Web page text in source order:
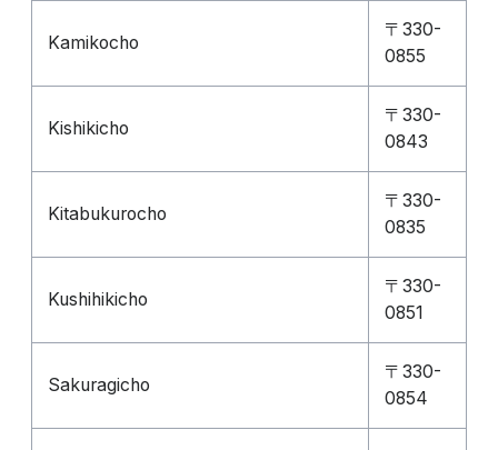
Kamikocho
〒330-
0855
Kishikicho
〒330-
0843
Kitabukurocho
〒330-
0835
Kushihikicho
〒330-
0851
Sakuragicho
〒330-
0854